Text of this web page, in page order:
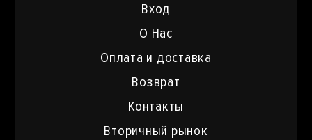
Вход
О Нас
Оплата и доставка
Возврат
Контакты
Вторичный рынок